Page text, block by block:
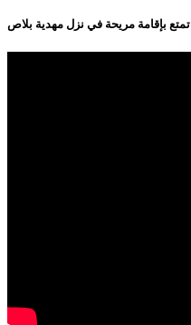
تمتع بإقامة مريحة في نزل مهدية بلاص